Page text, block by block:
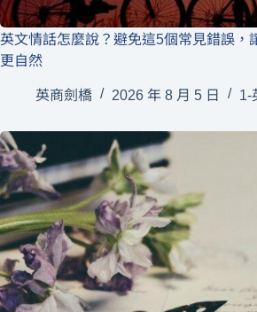
英文情話怎麼說？避免這5個常見錯誤，
更自然
英商劍橋 2026 年 8 月 5 日 1-